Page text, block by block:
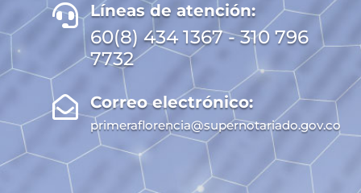
 Líneas de atención:
60(8) 434 1367 - 310 796
7732
 Correo electrónico:
primeraflorencia@supernotariado.gov.co